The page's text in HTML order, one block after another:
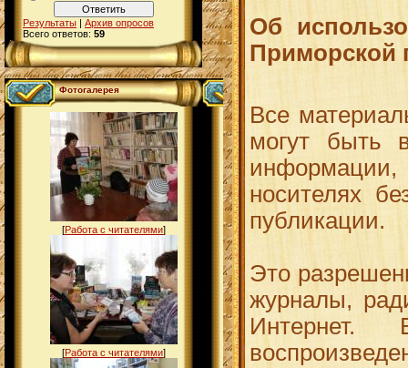
Результаты | Архив опросов
Всего ответов: 59
Фотогалерея
[Работа с читателями]
[Работа с читателями]
Об
Приморской
Все
могут быть
информации,
носителях
публикации.
Это
журналы,
Интернет.